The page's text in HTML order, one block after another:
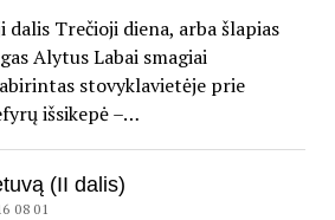
Trečioji diena, arba šlapias
Alytus Labai smagiai
stovyklavietėje prie
išsikepė –…
(II dalis)
08 01